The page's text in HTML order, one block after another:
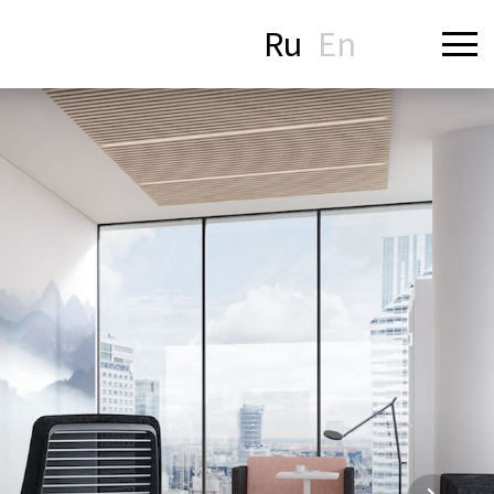
Ru En